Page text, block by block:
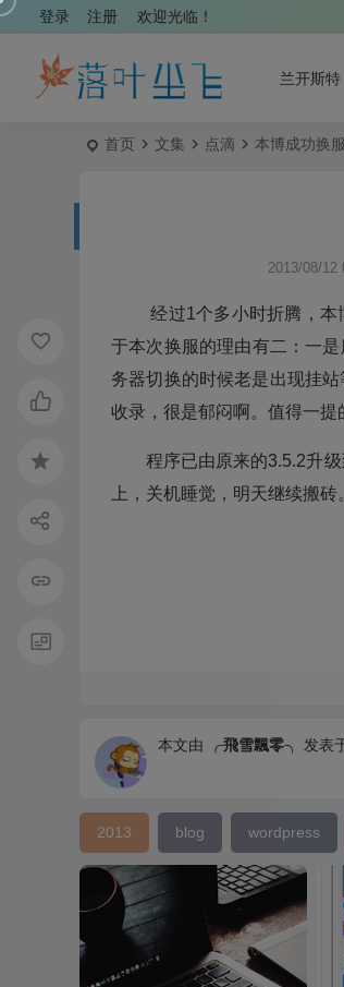
欢迎光临！
登录 注册
兰开斯特
首页 文集 点滴 本博成功换服
2013/08/12
经过1个多小时折腾，本
于本次换服的理由有二：一是
务器切换的时候老是出现挂
收录，很是郁闷啊。值得一提
程序已由原来的3.5.2升
上，关机睡觉，明天继续搬砖
本文由 ╭飛雪飄零╮ 发表
2013 blog wordpress